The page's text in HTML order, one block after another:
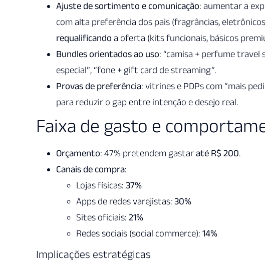
Ajuste de sortimento e comunicação: aumentar a
com alta preferência dos pais (fragrâncias,
requalificando a oferta (kits funcionais, básicos
Bundles orientados ao uso: “camisa + perfume travel
especial”, “fone + gift card de streaming”.
Provas de preferência: vitrines e PDPs com “mais
para reduzir o gap entre intenção e desejo real.
Faixa de gasto e
Orçamento: 47% pretendem gastaraté R$ 200.
Canais de compra:
Lojas físicas: 37%
Apps de redes varejistas: 30%
Sites oficiais: 21%
Redes sociais (social commerce): 14%
Implicações estratégicas